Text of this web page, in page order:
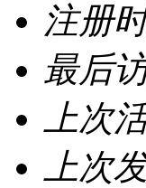
注册
最后
上次
上次